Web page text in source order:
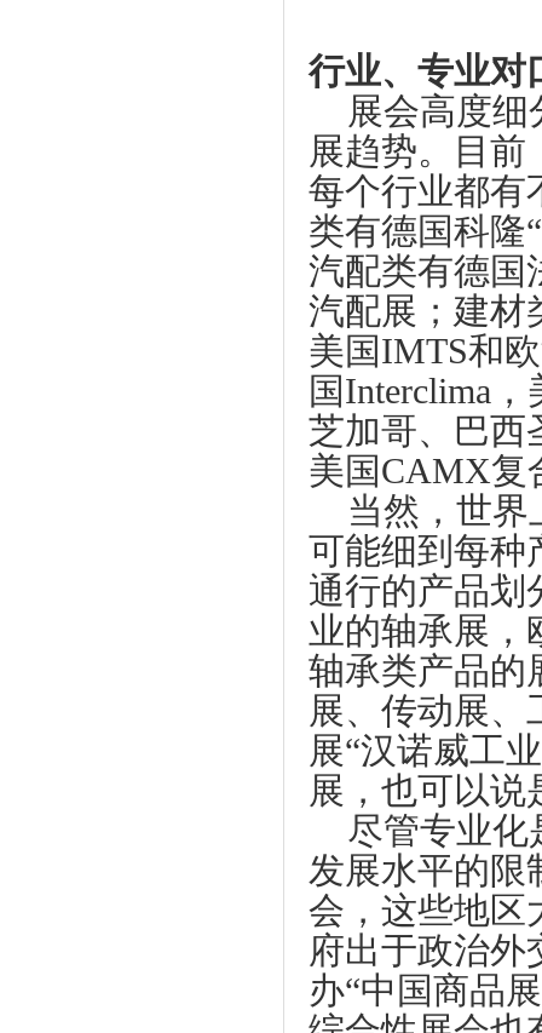
行业、专业对
展会高度
展趋势。目前
每个行业都有
类有德国科隆“
汽配类有德国
汽配展；建材
美国IMTS和
国Interclima
芝加哥、巴西
美国CAMX复
当然，世
可能细到每种
通行的产品划
业的轴承展，
轴承类产品的
展、传动展
展“汉诺威工
展，也可以
尽管专业化
发展水平的限
会，这些地区
府出于政治外
办“中国商品展